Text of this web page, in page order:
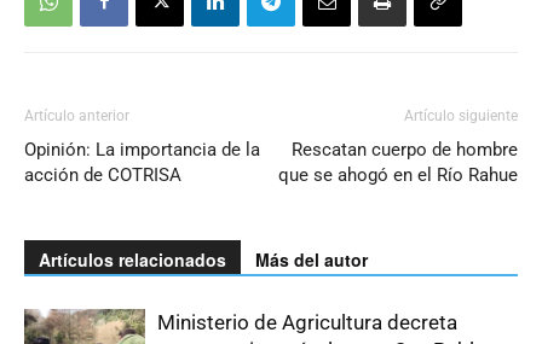
Artículo anterior
Opinión: La importancia de la
acción de COTRISA
Artículo siguiente
Rescatan cuerpo de hombre
que se ahogó en el Río Rahue
Artículos relacionados Más del autor
Ministerio de Agricultura decreta